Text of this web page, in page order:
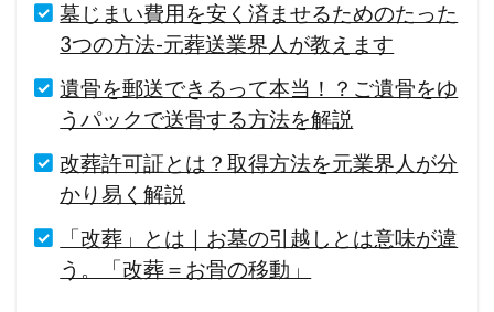
墓じまい費用を安く済ませるためのたった
3つの方法-元葬送業界人が教えます
遺骨を郵送できるって本当！？ご遺骨をゆ
うパックで送骨する方法を解説
改葬許可証とは？取得方法を元業界人が分
かり易く解説
「改葬」とは｜お墓の引越しとは意味が違
う。「改葬＝お骨の移動」